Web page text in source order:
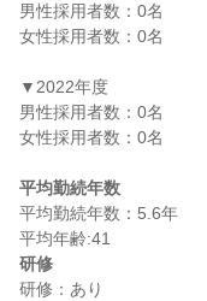
男性採用者数：0名
女性採用者数：0名
▼2022年度
男性採用者数：0名
女性採用者数：0名
平均勤続年数
平均勤続年数：5.6年
研修
研修：あり